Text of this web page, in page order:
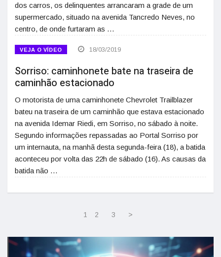
dos carros, os delinquentes arrancaram a grade de um
supermercado, situado na avenida Tancredo Neves, no
centro, de onde furtaram as …
VEJA O VÍDEO 18/03/2019
Sorriso: caminhonete bate na traseira de
caminhão estacionado
O motorista de uma caminhonete Chevrolet Trailblazer
bateu na traseira de um caminhão que estava estacionado
na avenida Idemar Riedi, em Sorriso, no sábado à noite.
Segundo informações repassadas ao Portal Sorriso por
um internauta, na manhã desta segunda-feira (18), a batida
aconteceu por volta das 22h de sábado (16). As causas da
batida não …
1 2 3 >